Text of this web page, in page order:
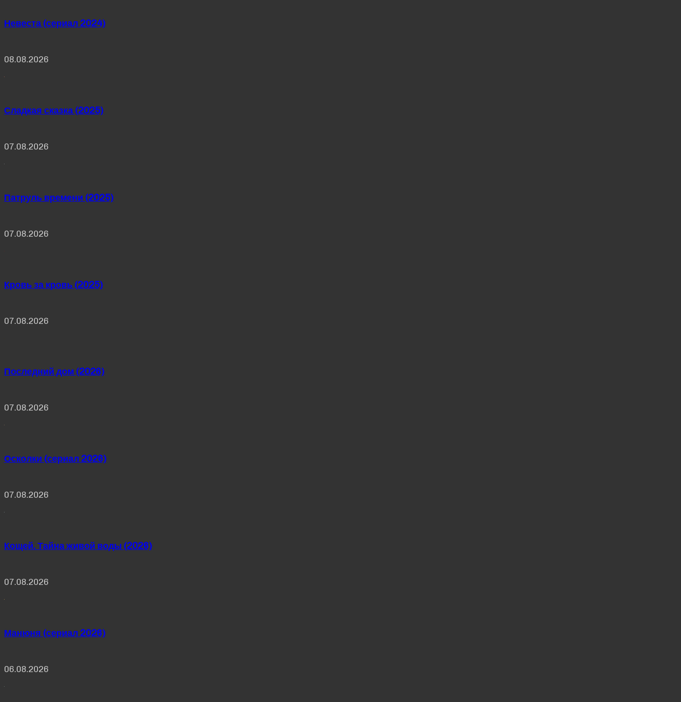
Невеста (сериал 2024)
08.08.2026
Сладкая сказка (2025)
07.08.2026
Патруль времени (2025)
07.08.2026
Кровь за кровь (2025)
07.08.2026
Последний дом (2026)
07.08.2026
Осколки (сериал 2026)
07.08.2026
Кощей. Тайна живой воды (2026)
07.08.2026
Манюня (сериал 2026)
06.08.2026